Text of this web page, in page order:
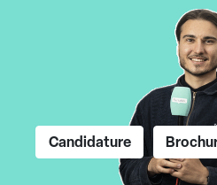
Candidature